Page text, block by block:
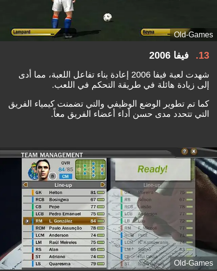
Old-Games
13 فيفا 2006
شهدت لعبة فيفا 2006 إعادة بناء تفاعل اللعبة، مما أدى
إلى زيادة هائلة في طريقة التحكم في اللعب.
كما تم تطوير الوضع الوظيفي والتي تضمنت كيمياء الفريق
التي تتحدد مدى حسن أداء أعضاء الفريق معاً.
Old-Games